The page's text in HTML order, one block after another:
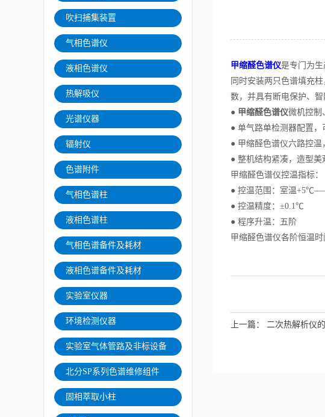
吹扫捕集装置
气相色谱仪
液相色谱仪
热解吸仪
光谱仪器
辐射仪
色谱附件
气相色谱柱
液相色谱柱
气相色谱备件及耗材
液相色谱备件及耗材
实验室仪器
环境检测仪器
实验室气体管路及非标设备
北分SP系列色谱维修组件
固相萃取小柱
甲缩醛色谱仪是专门为
同时安装两只色谱填充
数，并具有断电保护、
● 甲缩醛色谱仪微机控制
● 单气路单检测器配置，
● 甲缩醛色谱仪六路控温
● 整机结构紧凑，造型美
甲缩醛色谱仪控温指标：
● 控温范围：室温
● 控温精度：±0.1℃
● 程序升温：五阶
甲缩醛色谱仪各阶恒温
上一篇： 二次热解析仪